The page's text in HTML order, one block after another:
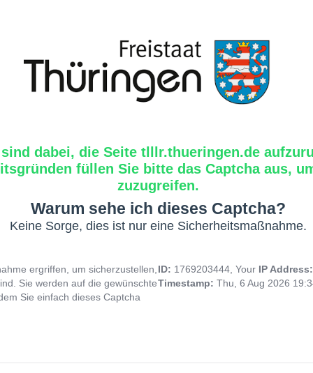
dabei, die Seite tlllr.thueringen.de
füllen Sie bitte das Captcha aus,
zuzugreifen.
Warum sehe ich dieses Captcha?
Keine Sorge, dies ist nur eine Sicherheitsmaßnahme.
ergriffen, um sicherzustellen,
Sie werden auf die gewünschte
Sie einfach dieses Captcha
ID: 1769203444, Your IP
Timestamp: Thu, 6 Aug 2026